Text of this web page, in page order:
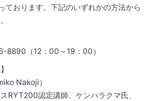
ております。下記のいずれかの方法から
（12：00～19：00）
Nakoji）
RYT200認定講師、ケンハラクマ氏、